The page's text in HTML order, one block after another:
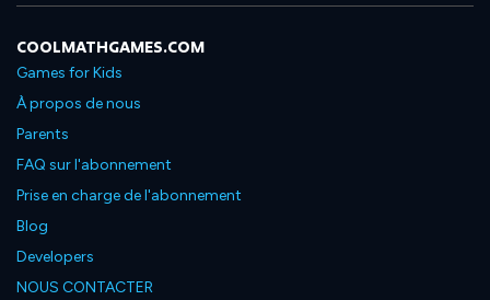
COOLMATHGAMES.COM
Games for Kids
À propos de nous
Parents
FAQ sur l'abonnement
Prise en charge de l'abonnement
Blog
Developers
NOUS CONTACTER